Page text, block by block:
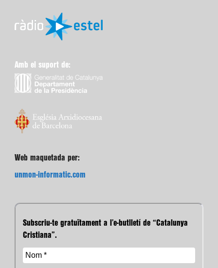
Amb el suport de:
Web maquetada per:
unmon-informatic.com
Subscriu-te gratuïtament a l’e-butlletí de “Catalunya
Cristiana”.